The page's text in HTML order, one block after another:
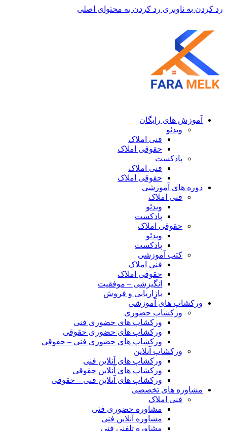
رد کردن به ناوبری رد کردن به محتوای اصلی
آموزش های رایگان
ویدئو
فنی املاک
حقوقی املاک
پادکست
فنی املاک
حقوقی املاک
دوره های آموزشی
فنی املاک
ویدئو
پادکست
حقوقی املاک
ویدئو
پادکست
کتب آموزشی
فنی املاک
حقوقی املاک
انگیزشی – موفقیت
بازاریابی و فروش
ورکشاپ های آموزشی
ورکشاپ حضوری
ورکشاپ های حضوری فنی
ورکشاپ های حضوری حقوقی
ورکشاپ های حضوری فنی – حقوقی
ورکشاپ آنلاین
ورکشاپ های آنلاین فنی
ورکشاپ های آنلاین حقوقی
ورکشاپ های آنلاین فنی – حقوقی
مشاوره های تخصصی
فنی املاک
مشاوره حضوری فنی
مشاوره آنلاین فنی
مشاوره تلفنی فنی